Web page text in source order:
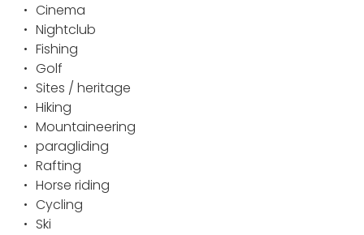
Cinema
Nightclub
Fishing
Golf
Sites / heritage
Hiking
Mountaineering
paragliding
Rafting
Horse riding
Cycling
Ski